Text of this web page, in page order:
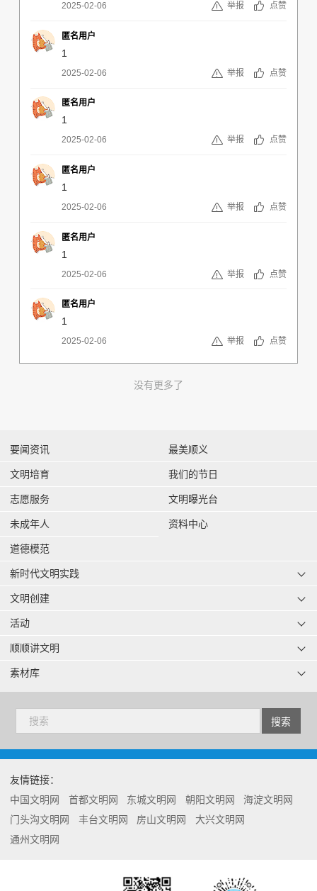
2025-02-06 点赞
举报
匿名用户
1
2025-02-06 点赞
举报
匿名用户
1
2025-02-06 点赞
举报
匿名用户
1
2025-02-06 点赞
举报
匿名用户
1
2025-02-06 点赞
举报
匿名用户
1
2025-02-06 点赞
举报
没有更多了
要闻资讯
文明培育
志愿服务
未成年人
道德模范
最美顺义
我们的节日
文明曝光台
资料中心
新时代文明实践
文明创建
活动
顺顺讲文明
素材库
友情链接：
中国文明网
首都文明网 东城文明网 朝阳文明网
海淀文明网
门头沟文明网
丰台文明网 房山文明网
大兴文明网
通州文明网